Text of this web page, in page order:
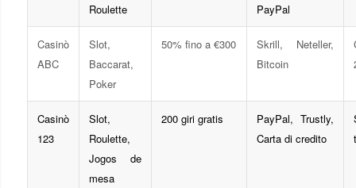
Roulette
PayPal
Casinò
ABC
Slot,
Baccarat,
Poker
50% fino a €300
Skrill, Neteller,
Bitcoin
Casinò
123
Slot,
Roulette,
Jogos de
mesa
200 giri gratis
PayPal, Trustly,
Carta di credito